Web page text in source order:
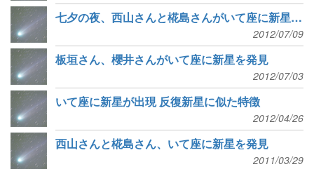
七夕の夜、西山さんと椛島さんがいて座に新星を発見
2012/07/09
板垣さん、櫻井さんがいて座に新星を発見
2012/07/03
いて座に新星が出現 反復新星に似た特徴
2012/04/26
西山さんと椛島さん、いて座に新星を発見
2011/03/29